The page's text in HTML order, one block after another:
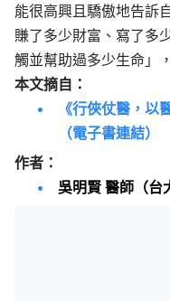
能很高興且驕傲地告訴
賺了多少財富、寫了多
觸並幫助過多少生命」
本文摘自：
《行俠仗醫，以
（電子書連結）
作者：
吳明賢 醫師（台